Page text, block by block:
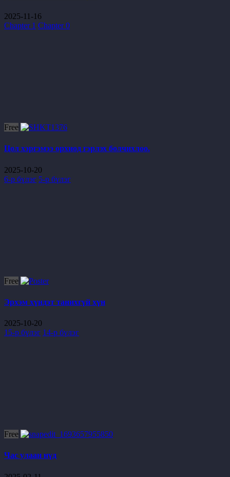
2025-11-16
Chapter 1 Chapter 0
Free
Цол хэргэмээ орхиод гэрлэх болчихлоо.
2025-10-20
6-р бүлэг 5-р бүлэг
Free
Эрхэм хүндэт танихгүй хүн
2025-10-20
15-р бүлэг 14-р бүлэг
Free
Час улаан нүд